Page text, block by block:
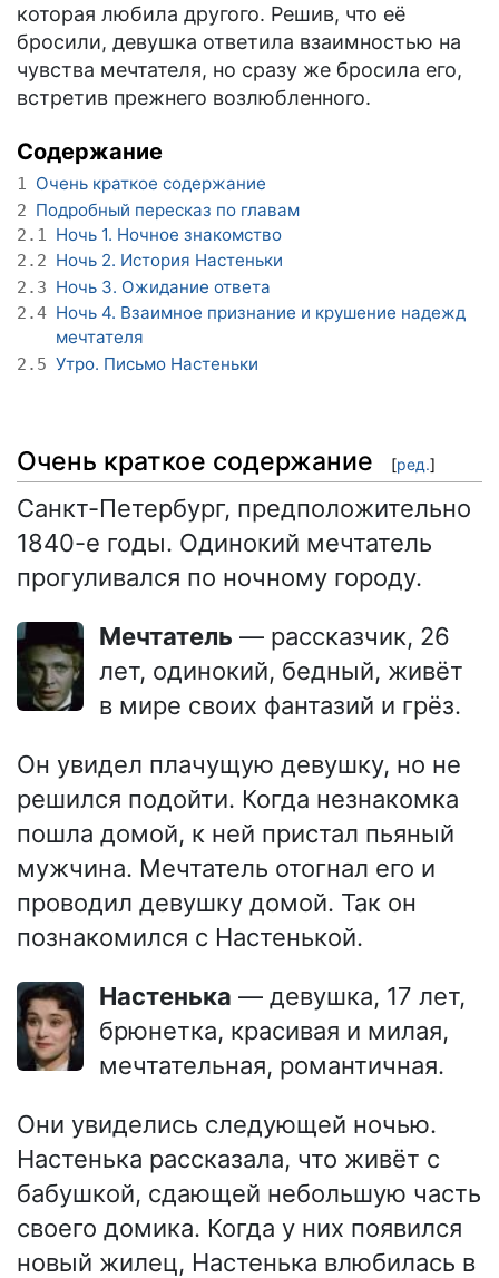
которая любила другого. Решив, что её
бросили, девушка ответила взаимностью на
чувства мечтателя, но сразу же бросила его,
встретив прежнего возлюбленного.
Содержание
1 Очень краткое содержание
2 Подробный пересказ по главам
2.1 Ночь 1. Ночное знакомство
2.2 Ночь 2. История Настеньки
2.3 Ночь 3. Ожидание ответа
2.4 Ночь 4. Взаимное признание и крушение надежд
мечтателя
2.5 Утро. Письмо Настеньки
Очень краткое содержание [ред.]
Санкт-Петербург, предположительно
1840-е годы. Одинокий мечтатель
прогуливался по ночному городу.
Мечтатель — рассказчик, 26
лет, одинокий, бедный, живёт
в мире своих фантазий и грёз.
Он увидел плачущую девушку, но не
решился подойти. Когда незнакомка
пошла домой, к ней пристал пьяный
мужчина. Мечтатель отогнал его и
проводил девушку домой. Так он
познакомился с Настенькой.
Настенька — девушка, 17 лет,
брюнетка, красивая и милая,
мечтательная, романтичная.
Они увиделись следующей ночью.
Настенька рассказала, что живёт с
бабушкой, сдающей небольшую часть
своего домика. Когда у них появился
новый жилец, Настенька влюбилась в